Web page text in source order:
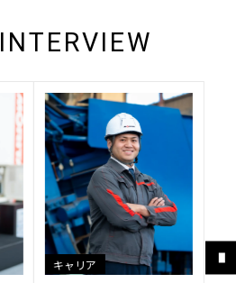
INTERVIEW
キャリア